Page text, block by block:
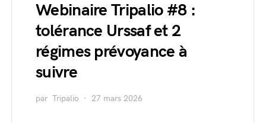
Webinaire Tripalio #8 :
tolérance Urssaf et 2
régimes prévoyance à
suivre
par Tripalio 27 mars 2026